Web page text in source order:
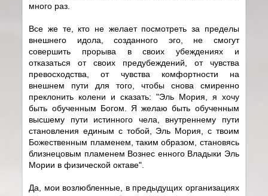
много раз.
Все же те, кто не желает посмотреть за пределы
внешнего идола, созданного эго, не смогут
совершить прорыва в своих убеждениях и
отказаться от своих предубеждений, от чувства
превосходства, от чувства комфортности на
внешнем пути для того, чтобы снова смиренно
преклонить колени и сказать: "Эль Мория, я хочу
быть обученным Богом. Я желаю быть обученным
высшему пути истинного чела, внутреннему пути
становления единым с тобой, Эль Мория, с твоим
Божественным пламенем, таким образом, становясь
близнецовым пламенем Вознес енного Владыки Эль
Мории в физической октаве".
Да, мои возлюбленные, в предыдущих организациях